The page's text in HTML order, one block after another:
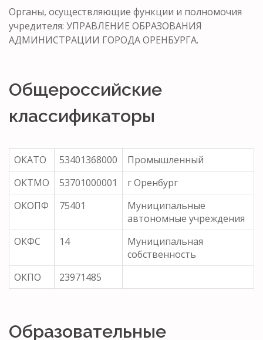
Органы, осуществляющие функции и полномочия
учредителя: УПРАВЛЕНИЕ ОБРАЗОВАНИЯ
АДМИНИСТРАЦИИ ГОРОДА ОРЕНБУРГА.
Общероссийские
классификаторы
ОКАТО 53401368000
Промышленный
ОКТМО
53701000001
г Оренбург
ОКОПФ
75401
Муниципальные
автономные учреждения
ОКФС
14
Муниципальная
собственность
ОКПО
23971485
Образовательные